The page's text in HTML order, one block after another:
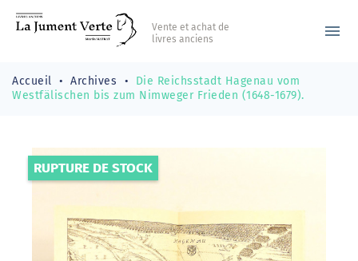
Vente et achat de
livres anciens
menu
Accueil Archives
Die Reichsstadt Hagenau vom
Westfälischen bis zum Nimweger Frieden (1648-1679).
RUPTURE DE STOCK